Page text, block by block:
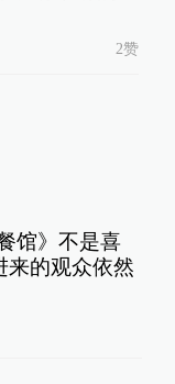
2赞
馆》不是喜
来的观众依然